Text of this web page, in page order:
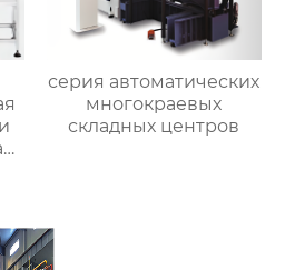
серия автоматических
многокраевых
складных центров